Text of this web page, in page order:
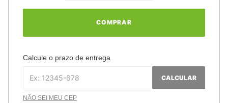
COMPRAR
Calcule o prazo de entrega
CALCULAR
NÃO SEI MEU CEP